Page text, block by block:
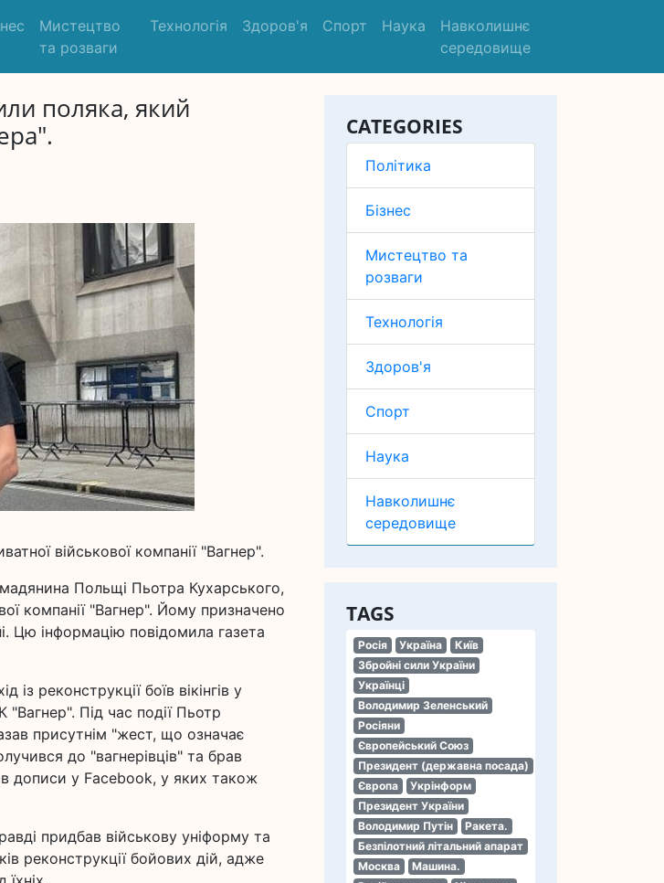
Мистецтво
та розваги
Технологія Здоров'я Спорт Наука
Навколишнє
середовище
CATEGORIES
Політика
Бізнес
Мистецтво та
розваги
Технологія
Здоров'я
Спорт
Наука
Навколишнє
середовище
TAGS
Росія Україна
Київ
Збройні сили України
Українці
Володимир Зеленський
Росіяни
Європейський Союз
Президент (державна посада)
Європа
Укрінформ
Президент України
Володимир Путін
Ракета.
Безпілотний літальний апарат
Москва
Машина.
поляка, який
військової компанії "Вагнер".
Польщі Пьотра Кухарського,
компанії "Вагнер". Йому призначено
Цю інформацію повідомила газета
реконструкції боїв вікінгів у
Під час події Пьотр
присутнім "жест, що означає
до "вагнерівців" та брав
дописи у Facebook, у яких також
придбав військову уніформу та
реконструкції бойових дій, адже